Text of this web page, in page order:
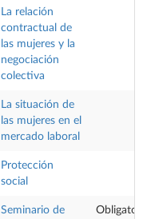
La relación
contractual de
las mujeres y la
negociación
colectiva
La situación de
las mujeres en el
mercado laboral
Protección
social
Seminario de